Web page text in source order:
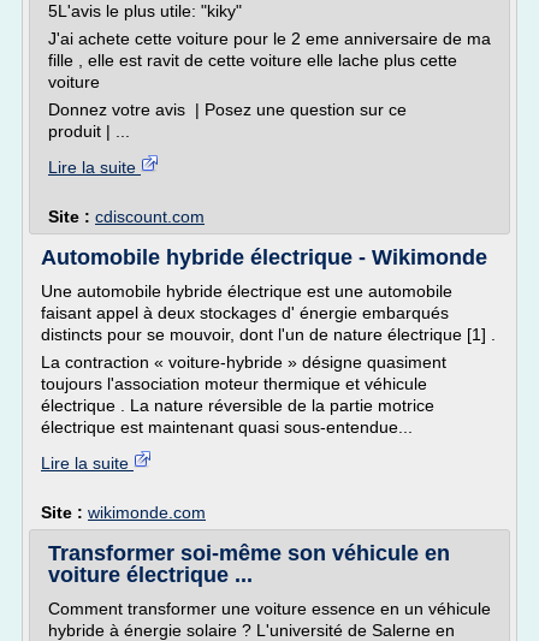
5L'avis le plus utile: "kiky"
J'ai achete cette voiture pour le 2 eme anniversaire de ma
fille , elle est ravit de cette voiture elle lache plus cette
voiture
Donnez votre avis | Posez une question sur ce
produit | ...
Lire la suite
Site : cdiscount.com
Automobile hybride électrique - Wikimonde
Une automobile hybride électrique est une automobile
faisant appel à deux stockages d' énergie embarqués
distincts pour se mouvoir, dont l'un de nature électrique [1] .
La contraction « voiture-hybride » désigne quasiment
toujours l'association moteur thermique et véhicule
électrique . La nature réversible de la partie motrice
électrique est maintenant quasi sous-entendue...
Lire la suite
Site : wikimonde.com
Transformer soi-même son véhicule en
voiture électrique ...
Comment transformer une voiture essence en un véhicule
hybride à énergie solaire ? L'université de Salerne en